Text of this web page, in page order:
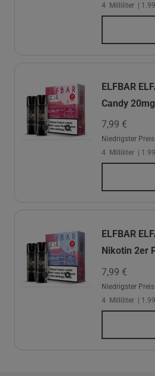
4 Milliliter |
ELFBAR
Candy
7,99 €
Niedrigster
4 Milliliter |
ELFBAR
Nikotin 2er
7,99 €
Niedrigster
4 Milliliter |